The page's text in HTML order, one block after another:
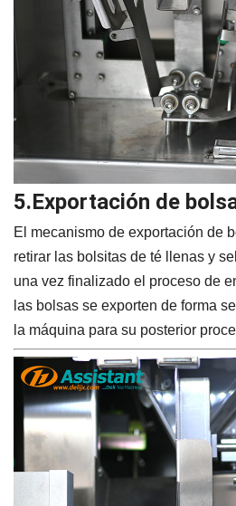
5.Exportación de
El mecanismo de exportación de
retirar las bolsitas de té llenas y
una vez finalizado el proceso de
las bolsas se exporten de forma
la máquina para su posterior